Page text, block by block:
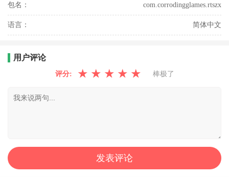
包名： com.corrodingglames.rtszx
语言： 简体中文
用户评论
评分: ★ ★ ★ ★ ★ 棒极了